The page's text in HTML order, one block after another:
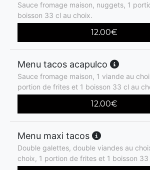
Sauce fromage maison, nuggets, 1
boisson 33 cl au choix.
12.00€
Menu tacos acapulco
Sauce fromage maison, 1 viande au
portion de frites et 1 boisson 33 cl au
12.00€
Menu maxi tacos
Double galettes, double viandes au
choix, 1 portion de frites et 1 boisson